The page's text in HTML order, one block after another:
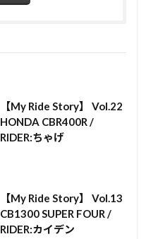
【My Ride Story】 Vol.22
HONDA CBR400R /
RIDER:ちゃげ
【My Ride Story】 Vol.13
CB1300 SUPER FOUR /
RIDER:カイデン